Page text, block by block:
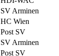
SV Arminen
HC Wien
Post SV
SV Arminen
Post SV